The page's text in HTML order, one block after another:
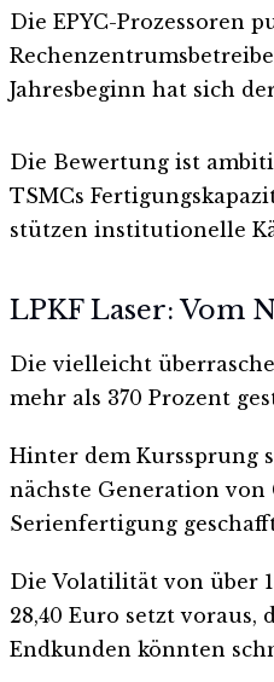
Die EPYC-Prozessoren
Jahresbeginn hat sich
Die Bewertung ist
TSMCs
stützen institutionelle
LPKF Laser: Vom
Die vielleicht
mehr als 370 Prozent
Hinter dem Kurssprung
nächste Generation von
Serienfertigung
Die Volatilität von über
28,40 Euro setzt
Endkunden könnten